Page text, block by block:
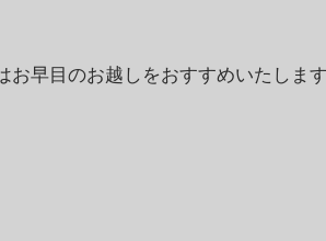
早目のお越しをおすすめいたします